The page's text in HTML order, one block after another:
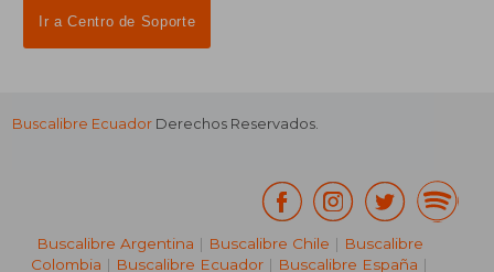
Ir a Centro de Soporte
Buscalibre Ecuador Derechos Reservados.
Buscalibre Argentina | Buscalibre Chile | Buscalibre
Colombia | Buscalibre Ecuador | Buscalibre España |